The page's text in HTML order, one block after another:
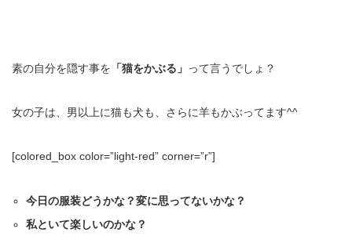
素の自分を隠す事を 「猫をかぶる」 って言うでしょ？
女の子は、男以上に猫も犬も、さらに羊もかぶってます^^
[colored_box color=”light‐red” corner=”r”]
今日の服装どうかな？変に思ってないかな？
私といて楽しいのかな？